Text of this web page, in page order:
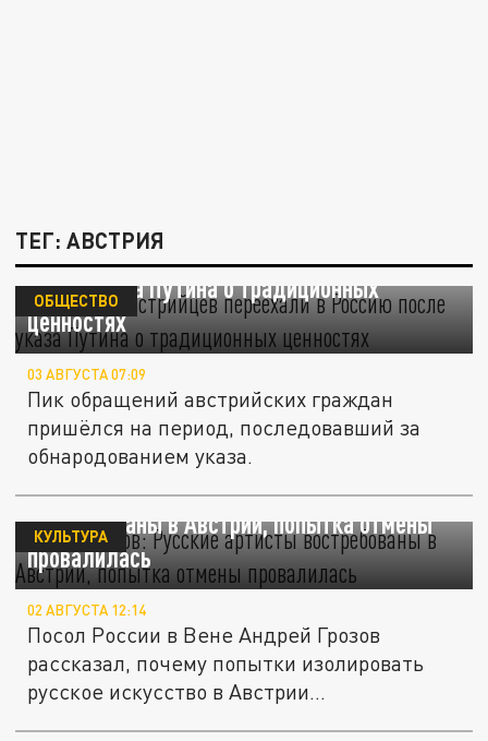
ТЕГ: АВСТРИЯ
Полсотни австрийцев переехали в Россию
после указа Путина о традиционных
ценностях
ОБЩЕСТВО
03 АВГУСТА 07:09
Пик обращений австрийских граждан
пришёлся на период, последовавший за
обнародованием указа.
Посол Грозов: Русские артисты
востребованы в Австрии, попытка отмены
провалилась
КУЛЬТУРА
02 АВГУСТА 12:14
Посол России в Вене Андрей Грозов
рассказал, почему попытки изолировать
русское искусство в Австрии...